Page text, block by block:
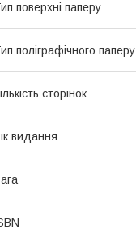
поверхні паперу
поліграфічного паперу
сторінок
видання